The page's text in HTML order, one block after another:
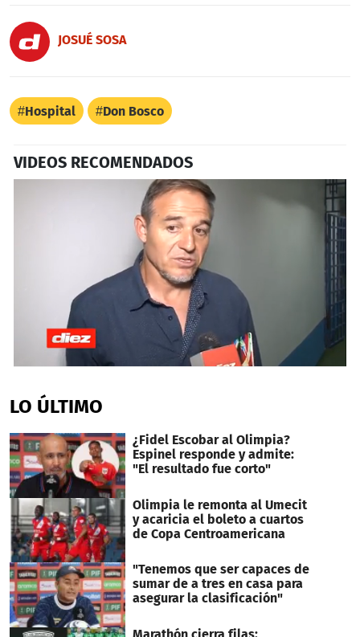
JOSUÉ SOSA
Hospital Don Bosco
VIDEOS RECOMENDADOS
of
39
LO ÚLTIMO
¿Fidel Escobar al Olimpia?
Espinel responde y admite:
"El resultado fue corto"
Olimpia le remonta al Umecit
y acaricia el boleto a cuartos
de Copa Centroamericana
"Tenemos que ser capaces de
sumar de a tres en casa para
asegurar la clasificación"